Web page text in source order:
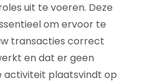
uit te voeren. Deze
om ervoor te
transacties correct
en dat er geen
activiteit plaatsvindt op